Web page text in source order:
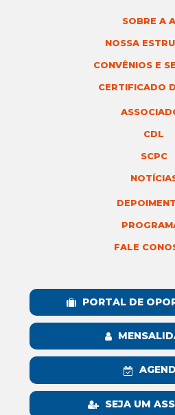
SOBRE A
NOSSA
CONVÊNIOS E
CERTIFICADO
CDL
SCPC
FALE
PORTAL DE
SEJA UM